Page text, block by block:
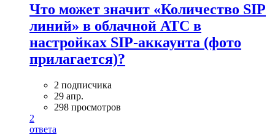
Что может значит «Количество SIP
линий» в облачной АТС в
настройках SIP-аккаунта (фото
прилагается)?
2 подписчика
29 апр.
298 просмотров
2
ответа